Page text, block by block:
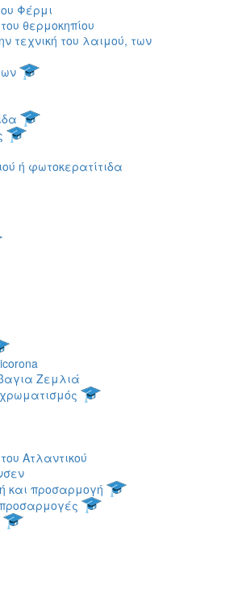
Φέρμι
θερμοκηπίου
τεχνική του λαιμού, των
ή φωτοκερατίτιδα
Ζεμλιά
Ατλαντικού
και προσαρμογή